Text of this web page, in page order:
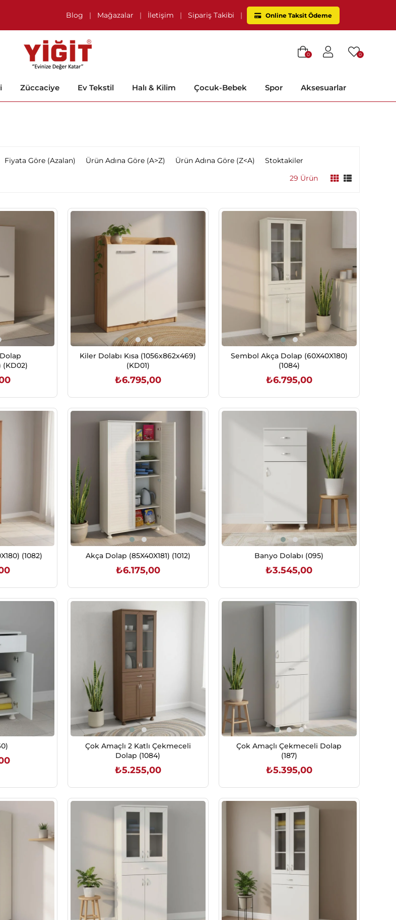
Blog | Mağazalar | İletişim | Sipariş Takibi | Online Taksit Ödeme
0
0
Züccaciye Ev Tekstil Halı & Kilim Çocuk-Bebek Spor Aksesuarlar
Fiyata Göre (Azalan) Ürün Adına Göre (A>Z) Ürün Adına Göre (Z<A)
Stoktakiler
29 Ürün
(KD02)
Kiler Dolabı Kısa (1056x862x469)
(KD01)
₺6.795,00
Sembol Akça Dolap (60X40X180)
(1084)
₺6.795,00
(1082) Akça Dolap (85X40X181) (1012)
₺6.175,00
Banyo Dolabı (095)
₺3.545,00
Çok Amaçlı 2 Katlı Çekmeceli
Dolap (1084)
₺5.255,00
Çok Amaçlı Çekmeceli Dolap
(187)
₺5.395,00